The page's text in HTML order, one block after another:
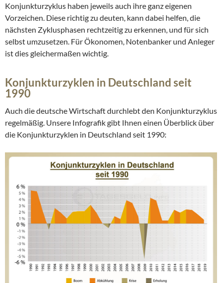
Konjunkturzyklus haben jeweils auch ihre ganz eigenen
Vorzeichen. Diese richtig zu deuten, kann dabei helfen, die
nächsten Zyklusphasen rechtzeitig zu erkennen, und für sich
selbst umzusetzen. Für Ökonomen, Notenbanker und Anleger
ist dies gleichermaßen wichtig.
Konjunkturzyklen in Deutschland seit
1990
Auch die deutsche Wirtschaft durchlebt den Konjunkturzyklus
regelmäßig. Unsere Infografik gibt Ihnen einen Überblick über
die Konjunkturzyklen in Deutschland seit 1990: